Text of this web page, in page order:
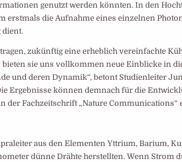
genutzt werden könnten. In den
erstmals die Aufnahme eines einzelnen
dient.
zukünftig eine erheblich vereinfachte
sie uns vollkommen neue Einblicke in
und deren Dynamik“, betont Studienleiter
Ergebnisse können demnach für die
der Fachzeitschrift „Nature Communications“
aus den Elementen Yttrium, Barium,
dünne Drähte herstellten. Wenn Strom